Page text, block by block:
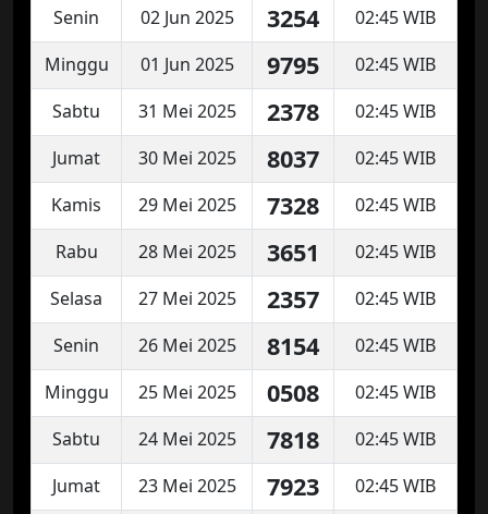
Senin
02 Jun 2025 3254
02:45 WIB
Minggu
01 Jun 2025 9795
02:45 WIB
Sabtu
31 Mei 2025 2378
02:45 WIB
Jumat
30 Mei 2025 8037
02:45 WIB
Kamis
29 Mei 2025 7328
02:45 WIB
Rabu
28 Mei 2025 3651
02:45 WIB
Selasa
27 Mei 2025 2357
02:45 WIB
Senin
26 Mei 2025 8154
02:45 WIB
Minggu
25 Mei 2025 0508
02:45 WIB
Sabtu
24 Mei 2025 7818
02:45 WIB
Jumat
23 Mei 2025 7923
02:45 WIB